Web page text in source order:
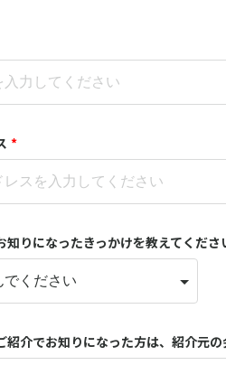
*
知りになったきっかけを教えてくださ
紹介でお知りになった方は、紹介元